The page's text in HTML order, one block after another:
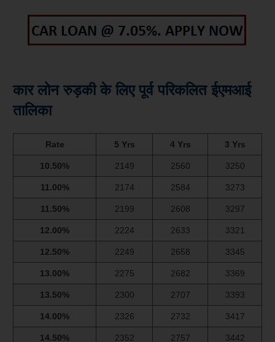
कार लोन रुड़की के लिए पूर्व परिकलित ईएमआई
तालिका
Rate 5 Yrs 4 Yrs 3 Yrs
10.50% 2149 2560 3250
11.00% 2174 2584 3273
11.50% 2199 2608 3297
12.00% 2224 2633 3321
12.50% 2249 2658 3345
13.00% 2275 2682 3369
13.50% 2300 2707 3393
14.00% 2326 2732 3417
14.50% 2352 2757 3442